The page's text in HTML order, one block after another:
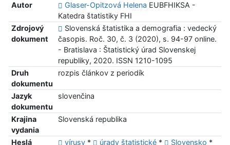
Autor Glaser-Opitzová Helena EUBFHIKSA -
Katedra štatistiky FHI
Zdrojový
dokument
Slovenská štatistika a demografia : vedecký
časopis. Roč. 30, č. 3 (2020), s. 94-97 online.
- Bratislava : Štatistický úrad Slovenskej
republiky, 2020. ISSN 1210-1095
Druh
dokumentu
rozpis článkov z periodík
Jazyk
dokumentu
slovenčina
Krajina
vydania
Slovenská republika
Heslá vírusy * úrady štatistické * Slovensko *